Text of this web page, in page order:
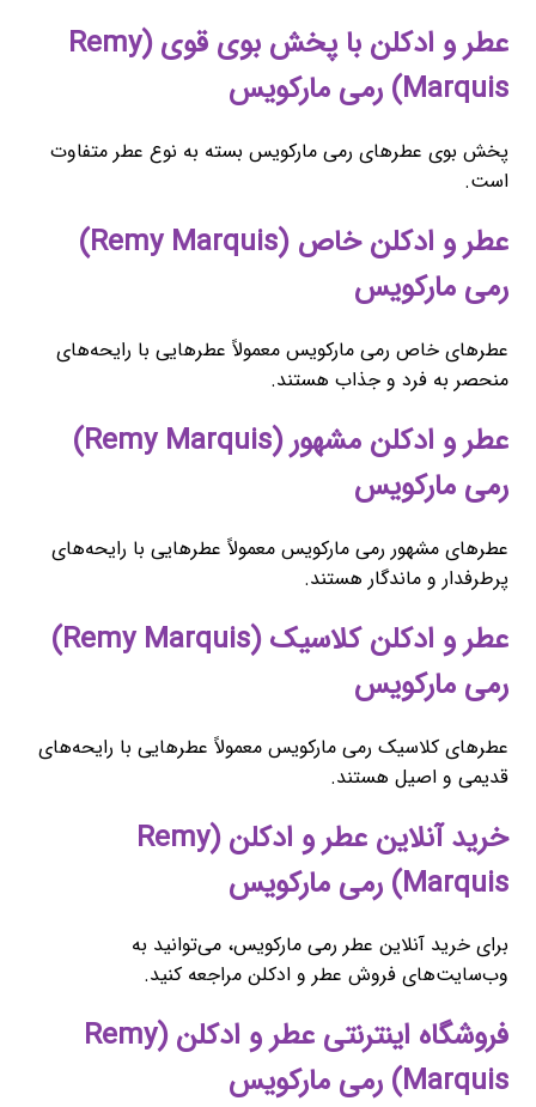
عطر و ادکلن با پخش بوی قوی (Remy
Marquis) رمی مارکویس
پخش بوی عطرهای رمی مارکویس بسته به نوع عطر متفاوت
است.
عطر و ادکلن خاص (Remy Marquis)
رمی مارکویس
عطرهای خاص رمی مارکویس معمولاً عطرهایی با رایحه‌های
منحصر به فرد و جذاب هستند.
عطر و ادکلن مشهور (Remy Marquis)
رمی مارکویس
عطرهای مشهور رمی مارکویس معمولاً عطرهایی با رایحه‌های
پرطرفدار و ماندگار هستند.
عطر و ادکلن کلاسیک (Remy Marquis)
رمی مارکویس
عطرهای کلاسیک رمی مارکویس معمولاً عطرهایی با رایحه‌های
قدیمی و اصیل هستند.
خرید آنلاین عطر و ادکلن (Remy
Marquis) رمی مارکویس
برای خرید آنلاین عطر رمی مارکویس، می‌توانید به
وب‌سایت‌های فروش عطر و ادکلن مراجعه کنید.
فروشگاه اینترنتی عطر و ادکلن (Remy
Marquis) رمی مارکویس